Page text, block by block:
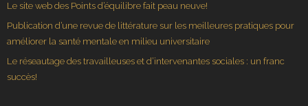
Le site web des Points d’équilibre fait peau neuve!
Publication d’une revue de littérature sur les meilleures pratiques pour
améliorer la santé mentale en milieu universitaire
Le réseautage des travailleuses et d’intervenantes sociales : un franc
succès!